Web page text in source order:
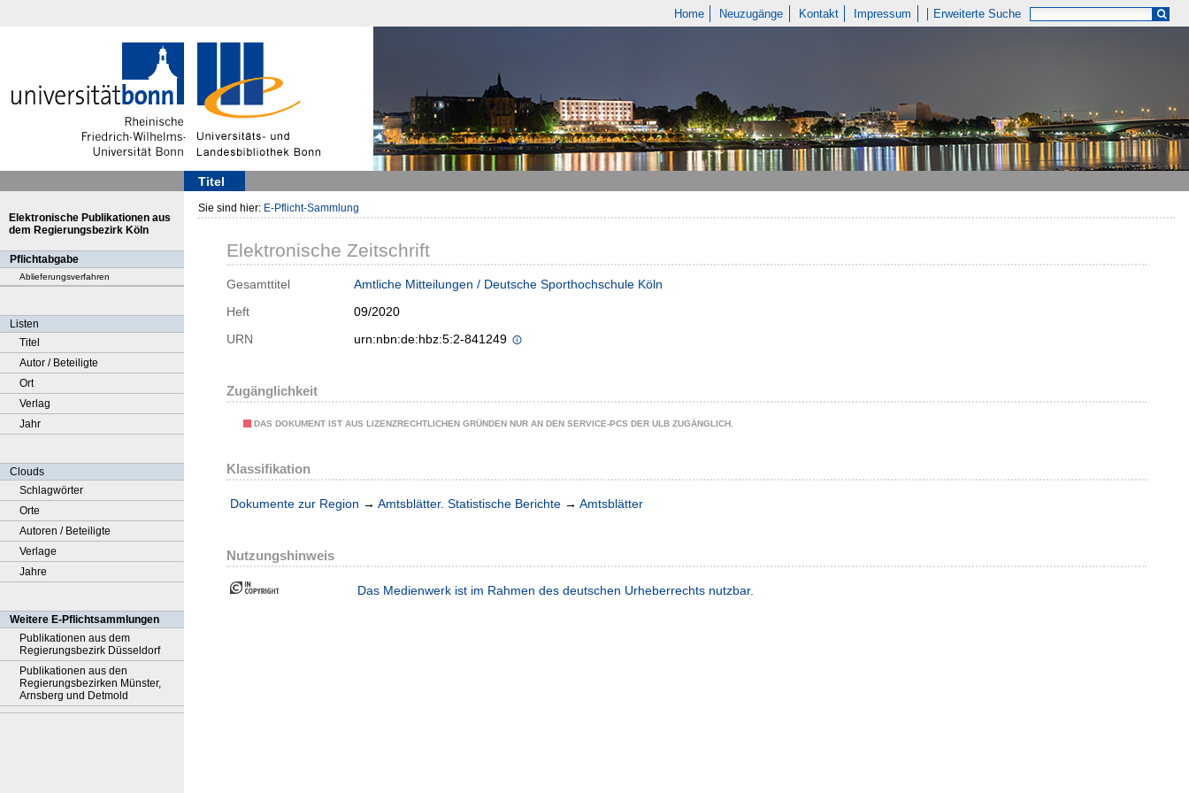
Home Neuzugänge Kontakt Impressum Erweiterte Suche
Titel
Elektronische Publikationen aus
dem Regierungsbezirk Köln
Pflichtabgabe
Ablieferungsverfahren
Listen
Titel
Autor / Beteiligte
Ort
Verlag
Jahr
Clouds
Schlagwörter
Orte
Autoren / Beteiligte
Verlage
Jahre
Weitere E-Pflichtsammlungen
Publikationen aus dem
Regierungsbezirk Düsseldorf
Publikationen aus den
Regierungsbezirken Münster,
Arnsberg und Detmold
Sie sind hier: E-Pflicht-Sammlung
Elektronische Zeitschrift
Gesamttitel
Amtliche Mitteilungen / Deutsche Sporthochschule Köln
Heft
09/2020
URN
urn:nbn:de:hbz:5:2-841249
Zugänglichkeit
DAS DOKUMENT IST AUS LIZENZRECHTLICHEN GRÜNDEN NUR AN DEN SERVICE-PCS DER ULB ZUGÄNGLICH.
Klassifikation
Dokumente zur Region → Amtsblätter. Statistische Berichte → Amtsblätter
Nutzungshinweis
Das Medienwerk ist im Rahmen des deutschen Urheberrechts nutzbar.